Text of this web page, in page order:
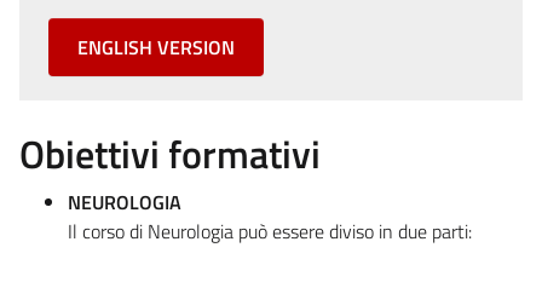
ENGLISH VERSION
Obiettivi formativi
NEUROLOGIA
Il corso di Neurologia può essere diviso in due parti: